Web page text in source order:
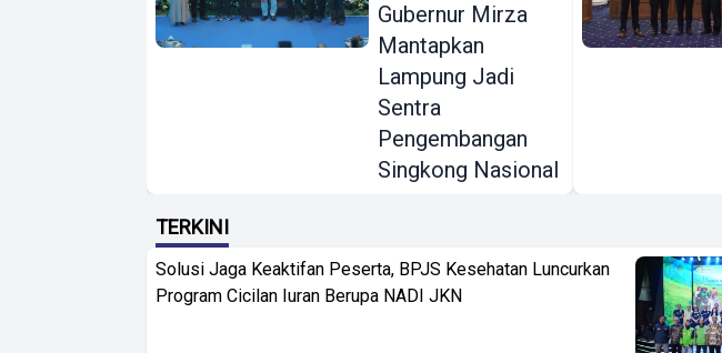
Gubernur Mirza
Mantapkan
Lampung Jadi
Sentra
Pengembangan
Singkong Nasional
TERKINI
Solusi Jaga Keaktifan Peserta, BPJS Kesehatan Luncurkan
Program Cicilan Iuran Berupa NADI JKN